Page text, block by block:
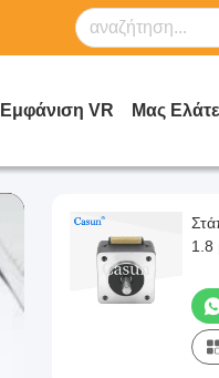
Εμφάνιση VR
1.8